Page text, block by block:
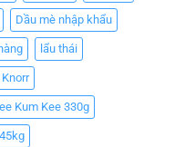
Dầu mè nhập khẩu
lẩu thái
Kum Kee 330g